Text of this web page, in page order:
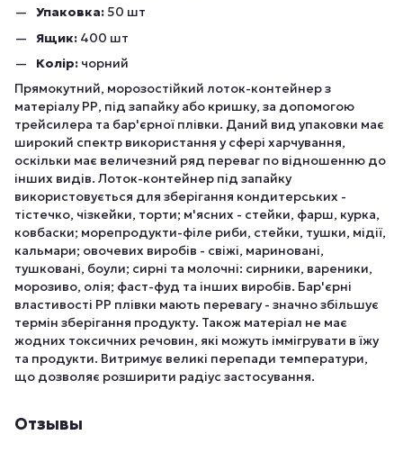
Упаковка: 50 шт
Ящик: 400 шт
Колір: чорний
Прямокутний, морозостійкий лоток-контейнер з
матеріалу РР, під запайку або кришку, за допомогою
трейсилера та бар'єрної плівки. Даний вид упаковки має
широкий спектр використання у сфері харчування,
оскільки має величезний ряд переваг по відношенню до
інших видів. Лоток-контейнер під запайку
використовується для зберігання кондитерських -
тістечко, чізкейки, торти; м'ясних - стейки, фарш, курка,
ковбаски; морепродукти-філе риби, стейки, тушки, мідії,
кальмари; овочевих виробів - свіжі, мариновані,
тушковані, боули; сирні та молочні: сирники, вареники,
морозиво, олія; фаст-фуд та інших виробів. Бар'єрні
властивості РР плівки мають перевагу - значно збільшує
термін зберігання продукту. Також матеріал не має
жодних токсичних речовин, які можуть іммігрувати в їжу
та продукти. Витримує великі перепади температури,
що дозволяє розширити радіус застосування.
Отзывы